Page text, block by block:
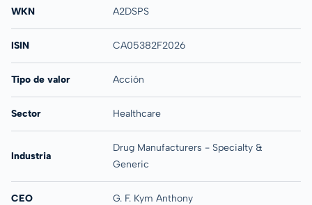
WKN A2DSPS
ISIN CA05382F2026
Tipo de valor Acción
Sector Healthcare
Industria
Drug Manufacturers - Specialty &
Generic
CEO G. F. Kym Anthony